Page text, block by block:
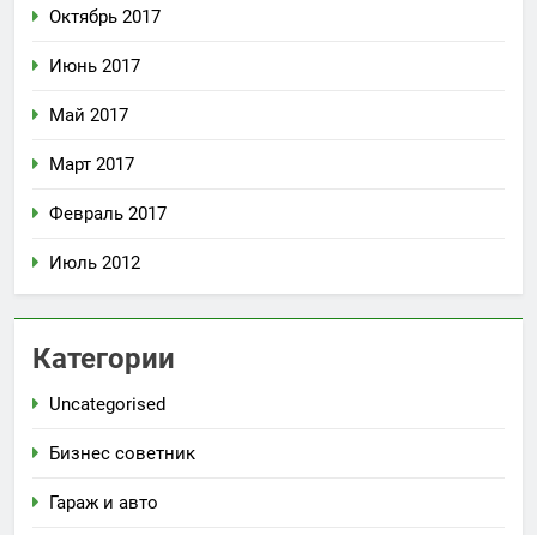
Октябрь 2017
Июнь 2017
Май 2017
Март 2017
Февраль 2017
Июль 2012
Категории
Uncategorised
Бизнес советник
Гараж и авто